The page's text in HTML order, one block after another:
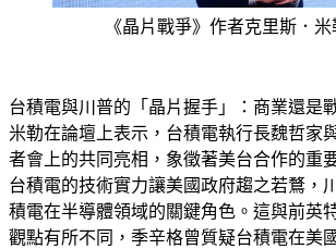
台積電與川普的「晶片握手」：商業還是
米勒在論壇上表示，台積電執行長魏哲家
者會上的共同亮相，象徵著美台合作的重
台積電的技術實力讓美國政府趨之若鶩，
積電在半導體領域的關鍵角色。這與前英